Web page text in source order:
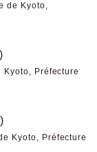
de Kyoto,
Préfecture
Kyoto, Préfecture